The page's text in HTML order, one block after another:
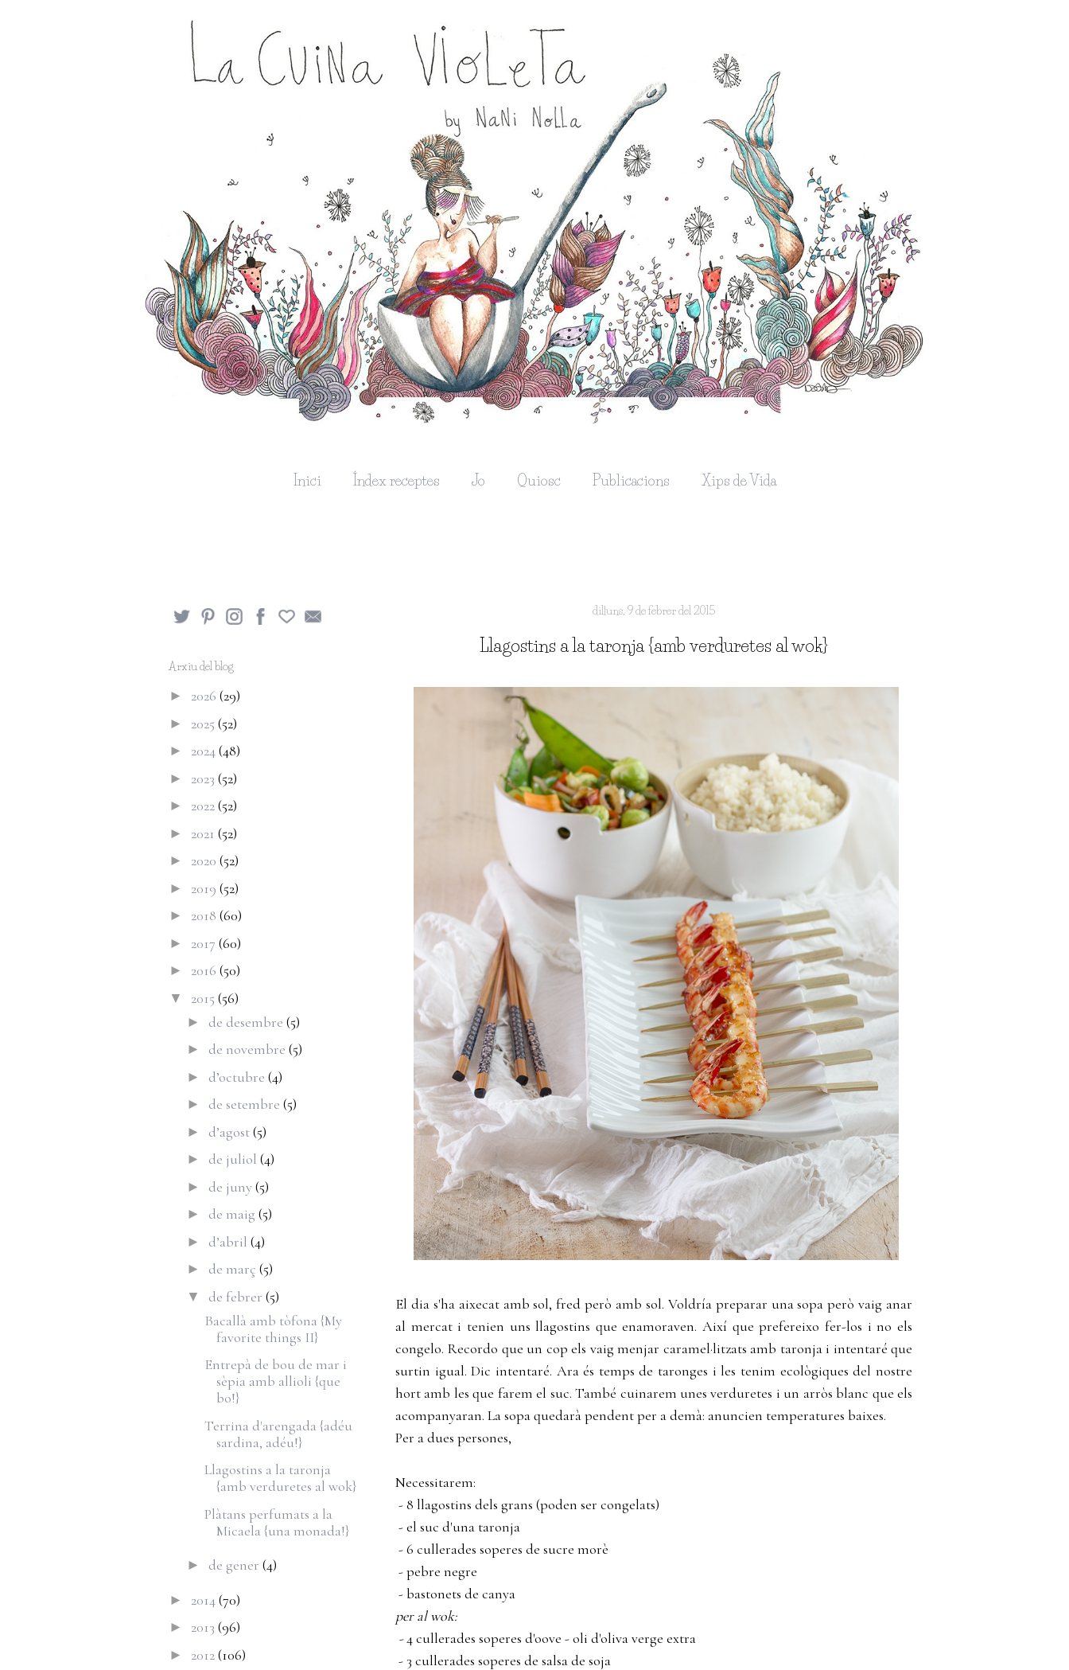
Inici Índex receptes Jo Quiosc Publicacions Xips de Vida
dilluns, 9 de febrer del 2015
Llagostins a la taronja {amb verduretes al wok}
El dia s'ha aixecat amb sol, fred però amb sol. Voldría preparar una sopa però vaig anar
al mercat i tenien uns llagostins que enamoraven. Així que prefereixo fer-los i no els
congelo. Recordo que un cop els vaig menjar caramel·litzats amb taronja i intentaré que
surtin igual. Dic intentaré. Ara és temps de taronges i les tenim ecològiques del nostre
hort amb les que farem el suc. També cuinarem unes verduretes i un arròs blanc que els
acompanyaran. La sopa quedarà pendent per a demà: anuncien temperatures baixes.
Per a dues persones,
Necessitarem:
- 8 llagostins dels grans (poden ser congelats)
- el suc d'una taronja
- 6 cullerades soperes de sucre morè
- pebre negre
- bastonets de canya
per al wok:
-4 cullerades soperes d'oove - oli d'oliva verge extra
- 3 cullerades soperes de salsa de soja
Arxiu del blog
► 2026 (29)
► 2025 (52)
► 2024(48)
► 2023 (52)
► 2022(52)
► 2021 (52)
► 2020 (52)
► 2019 (52)
► 2018 (60)
► 2017 (60)
► 2016 (50)
▼ 2015 (56)
► de desembre (5)
► de novembre (5)
► d’octubre (4)
► de setembre (5)
► d’agost(5)
► de juliol (4)
► de juny(5)
► de maig (5)
► d’abril (4)
► de març (5)
▼ de febrer (5)
Bacallà amb tòfona {My
favorite things II}
Entrepà de bou de mar i
sèpia amb allioli {que
bo!}
Terrina d'arengada {adéu
sardina, adéu!}
Llagostins a la taronja
{amb verduretes al wok}
Plàtans perfumats a la
Micaela {una monada!}
► de gener (4)
► 2014(70)
► 2013 (96)
► 2012(106)